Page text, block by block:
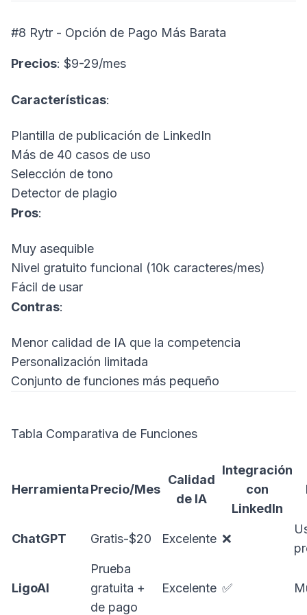
#8 Rytr - Opción de Pago Más Barata
Precios: $9-29/mes
Características:
Plantilla de publicación de LinkedIn
Más de 40 casos de uso
Selección de tono
Detector de plagio
Pros:
Muy asequible
Nivel gratuito funcional (10k caracteres/mes)
Fácil de usar
Contras:
Menor calidad de IA que la competencia
Personalización limitada
Conjunto de funciones más pequeño
Tabla Comparativa de Funciones
HerramientaPrecio/Mes
Calidad
de IA
Integración
con
LinkedIn
ChatGPT Gratis-$20 Excelente ❌
LigoAI
Prueba
gratuita +
de pago
Excelente ✅